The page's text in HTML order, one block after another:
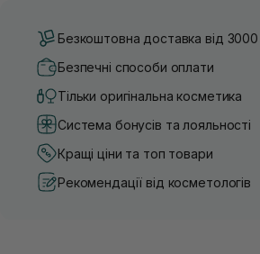
Безкоштовна доставка від 3000
Безпечні способи оплати
Тільки оригінальна косметика
Система бонусів та лояльності
Кращі ціни та топ товари
Рекомендації від косметологів